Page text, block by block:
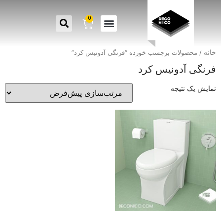
0
خانه / محصولات برچسب خورده “فرنگی آدونیس کرد”
فرنگی آدونیس کرد
نمایش یک نتیجه